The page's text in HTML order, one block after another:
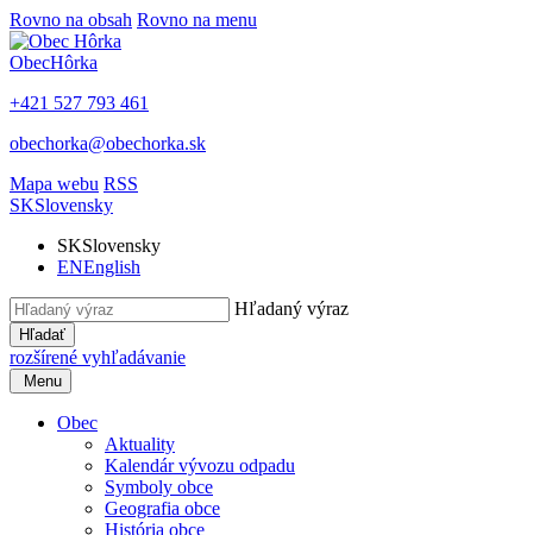
Rovno na obsah Rovno na menu
ObecHôrka
+421 527 793 461
obechorka@obechorka.sk
Mapa webu RSS
SKSlovensky
SKSlovensky
ENEnglish
Hľadaný výraz
Hľadať
rozšírené vyhľadávanie
Menu
Obec
Aktuality
Kalendár vývozu odpadu
Symboly obce
Geografia obce
História obce